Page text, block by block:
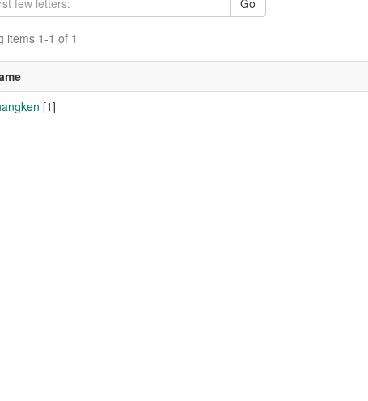
Go
items 1-1 of 1
[1]